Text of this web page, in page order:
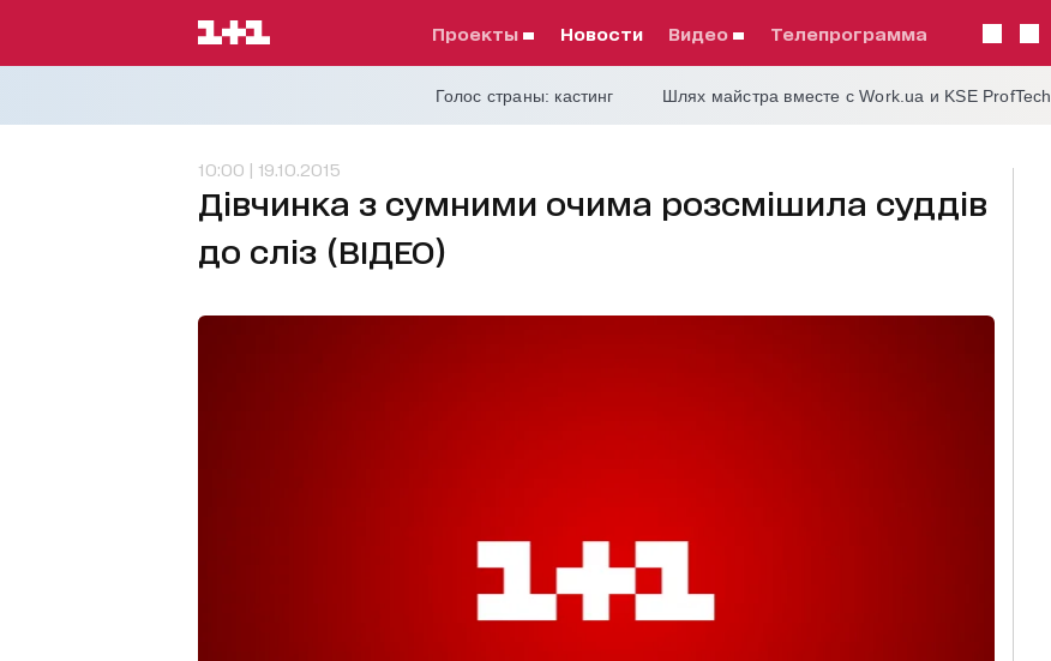
проекты Новости видео телепрограмма
Голос страны: кастинг Шлях майстра вместе с Work.ua и KSE ProfTech
10:00 | 19.10.2015
Дівчинка з сумними очима розсмішила суддів
до сліз (ВІДЕО)